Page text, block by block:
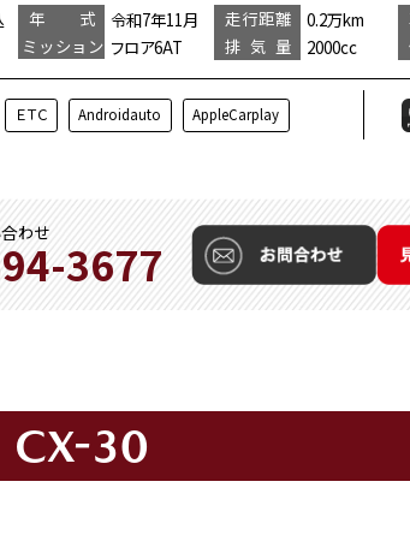
年 式 令和7年11月 走行距離 0.2万km
ミッション フロア6AT 排気量 2000cc
ＥＴＣ Androidauto AppleCarplay
わせ
3677
CX-30